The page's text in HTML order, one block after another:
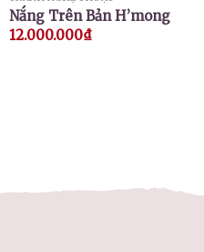
Nắng Trên Bản H’mong
12.000.000₫